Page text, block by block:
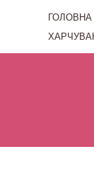
вмісту
ГОЛОВНА